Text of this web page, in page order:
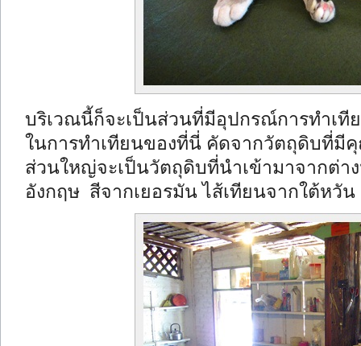
บริเวณนี้ก็จะเป็นส่วนที่มีอุปกรณ์การทำเ
ในการทำเทียนของที่นี่ คัดจากวัตถุดิบที่มี
ส่วนใหญ่จะเป็นวัตถุดิบที่นำเข้ามาจากต่า
อังกฤษ สีจากเยอรมัน ไส้เทียนจากใต้ห